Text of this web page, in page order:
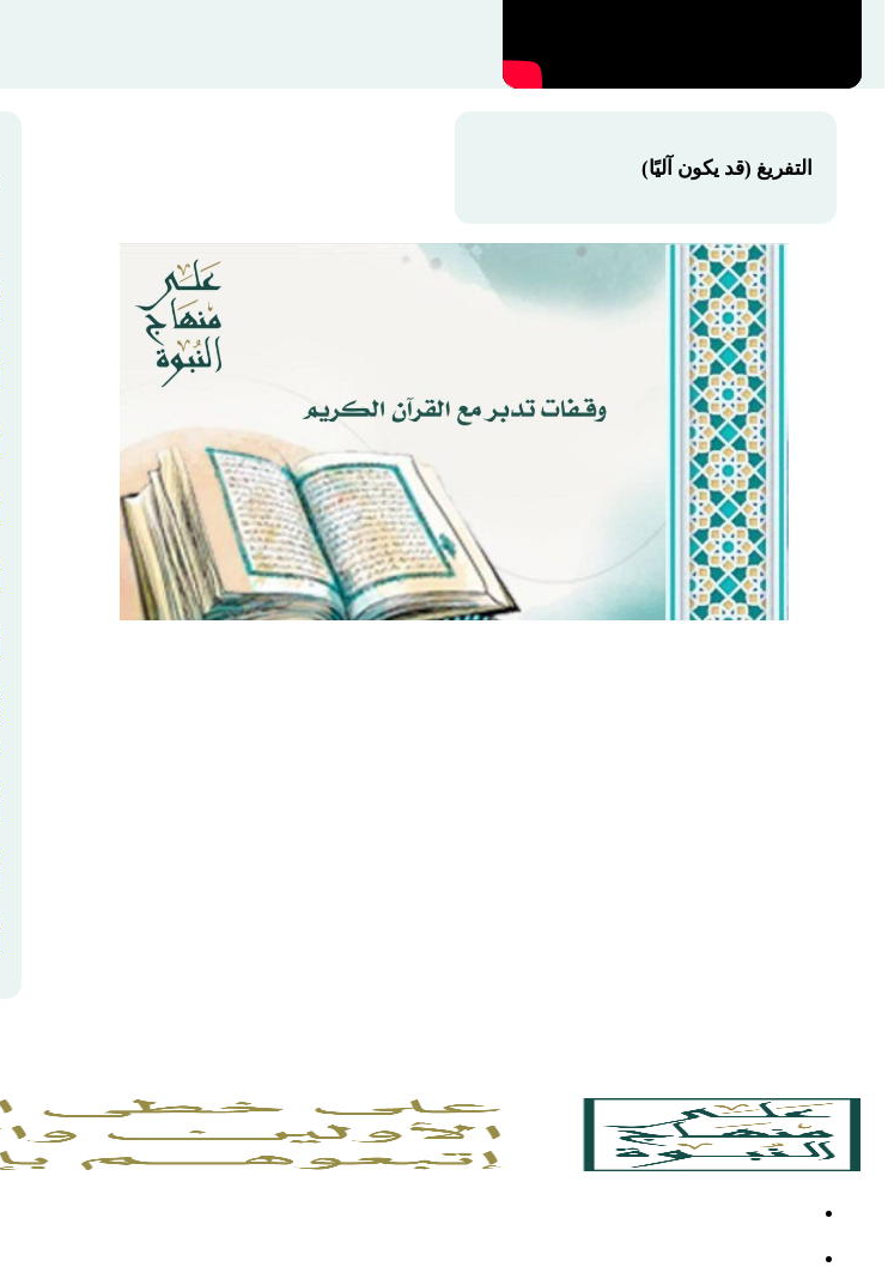
التفريغ (قد يكون آليًا)